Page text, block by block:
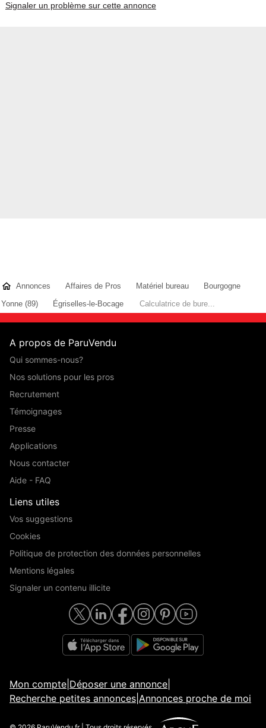
Signaler un problème sur cette annonce
Annonces Affaires de Pros Matériel bureau
Bourgogne
Yonne (89)
Égriselles-le-Bocage Calculatrice de bure...
A propos de ParuVendu
Qui sommes-nous?
Nos solutions pour les pros
Recrutement
Témoignages
Presse
Applications
Nous contacter
Aide - FAQ
Liens utiles
Vos suggestions
Cookies
Politique de protection des données personnelles
Mentions légales
Signaler un contenu illicite
Mon compte Déposer une annonce
Recherche petites annonces Annonces proche de moi